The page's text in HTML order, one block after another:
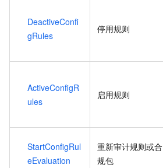
DeactiveConfi
gRules
停用规则
ActiveConfigR
ules
启用规则
StartConfigRul
eEvaluation
重新审计规则或合
规包